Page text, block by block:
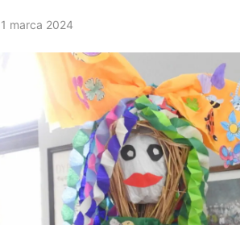
1 marca 2024